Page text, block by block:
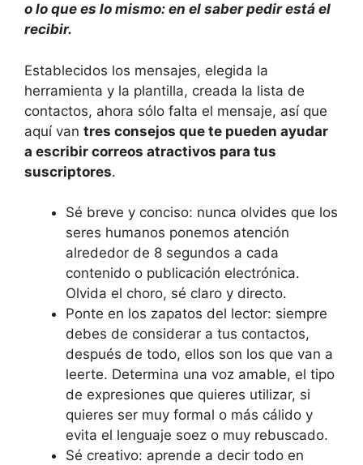
o lo que es lo mismo: en el saber pedir está el
recibir.
Establecidos los mensajes, elegida la
herramienta y la plantilla, creada la lista de
contactos, ahora sólo falta el mensaje, así que
aquí van tres consejos que te pueden ayudar
a escribir correos atractivos para tus
suscriptores.
Sé breve y conciso: nunca olvides que los
seres humanos ponemos atención
alrededor de 8 segundos a cada
contenido o publicación electrónica.
Olvida el choro, sé claro y directo.
Ponte en los zapatos del lector: siempre
debes de considerar a tus contactos,
después de todo, ellos son los que van a
leerte. Determina una voz amable, el tipo
de expresiones que quieres utilizar, si
quieres ser muy formal o más cálido y
evita el lenguaje soez o muy rebuscado.
Sé creativo: aprende a decir todo en